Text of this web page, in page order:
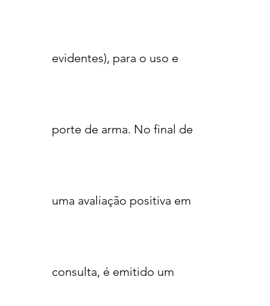
evidentes), para o uso e
porte de arma. No final de
uma avaliação positiva em
consulta, é emitido um